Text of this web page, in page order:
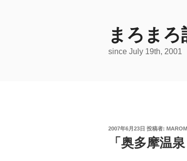
まろまろ
since July 19th, 2001
投
2007年6月23日 投稿者:
「奥多摩温